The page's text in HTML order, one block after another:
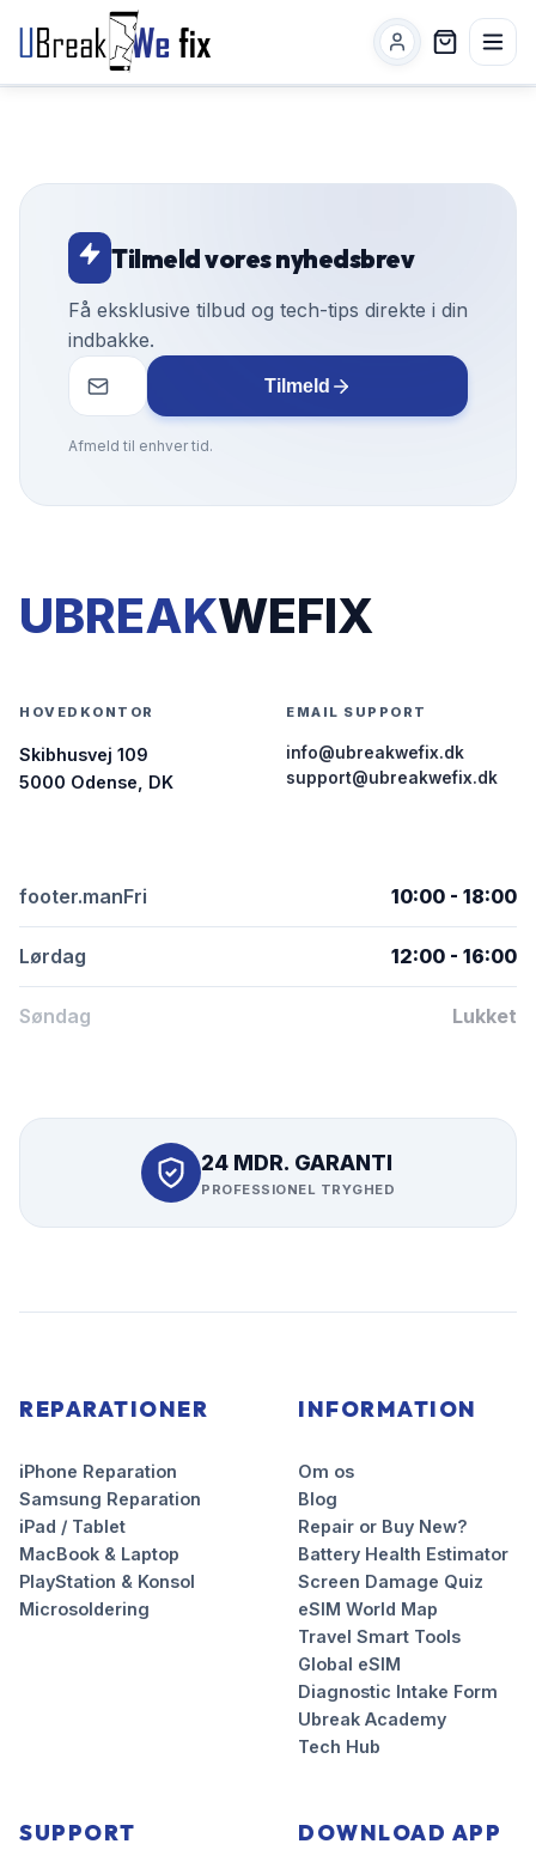
Tilmeld vores nyhedsbrev
Få eksklusive tilbud og tech-tips direkte i din
indbakke.
Tilmeld
Afmeld til enhver tid.
UBREAKWEFIX
HOVEDKONTOR
Skibhusvej 109
5000 Odense, DK
EMAIL SUPPORT
info@ubreakwefix.dk
support@ubreakwefix.dk
footer.manFri 10:00 - 18:00
Lørdag 12:00 - 16:00
Søndag Lukket
24 MDR. GARANTI
PROFESSIONEL TRYGHED
REPARATIONER
iPhone Reparation
Samsung Reparation
iPad / Tablet
MacBook & Laptop
PlayStation & Konsol
Microsoldering
INFORMATION
Om os
Blog
Repair or Buy New?
Battery Health Estimator
Screen Damage Quiz
eSIM World Map
Travel Smart Tools
Global eSIM
Diagnostic Intake Form
Ubreak Academy
Tech Hub
SUPPORT DOWNLOAD APP